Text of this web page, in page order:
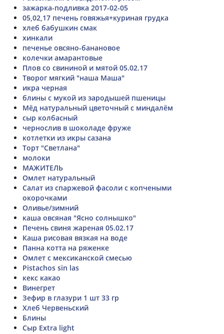
зажарка-подливка 2017-02-05
05,02,17 печень говяжья+куриная грудка
хлеб бабушкин смак
хинкали
печенье овсяно-банановое
колечки амарантовые
Плов со свининой и мятой 05.02.17
Творог мягкий "наша Маша"
икра черная
блины с мукой из зародышей пшеницы
Мёд натуральный цветочный с миндалём
сыр колбасный
чернослив в шоколаде фруже
котлетки из икры сазана
Торт "Светлана"
молоки
МАЖИТЕЛЬ
Омлет натуральный
Салат из спаржевой фасоли с копчеными
окорочками
Оливье/зимний
каша овсяная "Ясно солнышко"
Печень свиня жареная 05.02.17
Каша рисовая вязкая на воде
Панна котта на ряженке
Омлет с мексиканской смесью
Pistachos sin las
кекс какао
Винегрет
Зефир в глазури 1 шт 33 гр
Хлеб Червеньский
Блины
Сыр Extra light